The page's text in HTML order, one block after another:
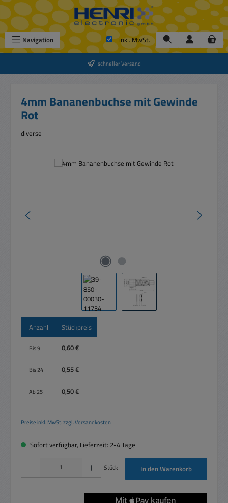
Zum Hauptinhalt springen
Navigation inkl. MwSt.
schneller Versand
4mm Bananenbuchse mit Gewinde
Rot
diverse
Bildergalerie überspringen
Anzahl Stückpreis
Bis9 0,60 €
Bis24 0,55 €
Ab 25 0,50 €
Preise inkl. MwSt. zzgl. Versandkosten
Sofort verfügbar, Lieferzeit: 2-4 Tage
Produkt Anzahl: Gib den gewünschten Wert ein oder benutze die Schaltflächen um
Stück In den Warenkorb